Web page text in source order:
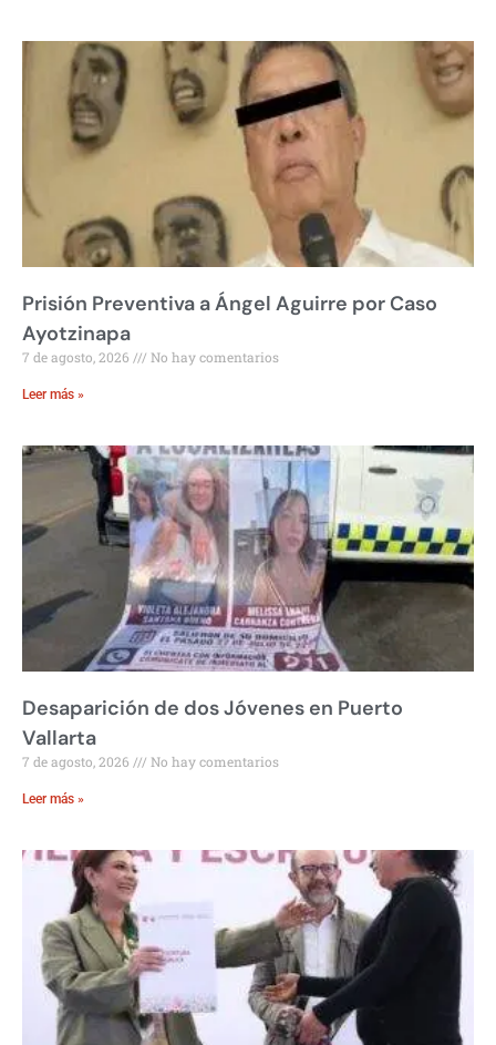
Prisión Preventiva a Ángel Aguirre por Caso
Ayotzinapa
7 de agosto, 2026 No hay comentarios
Leer más »
Desaparición de dos Jóvenes en Puerto
Vallarta
7 de agosto, 2026 No hay comentarios
Leer más »